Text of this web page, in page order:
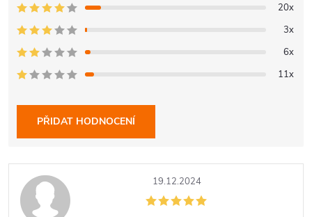
20x
3x
6x
11x
PŘIDAT HODNOCENÍ
V
ý
19.12.2024